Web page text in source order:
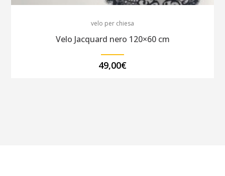
velo per chiesa
Velo Jacquard nero 120×60 cm
49,00€